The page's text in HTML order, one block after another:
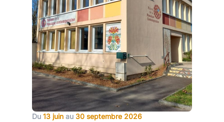
Du 13 juin au 30 septembre 2026